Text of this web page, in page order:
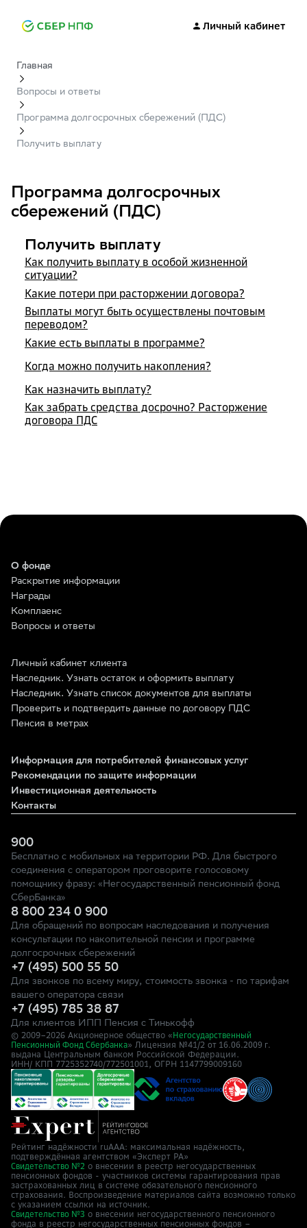
Личный кабинет
Главная
Вопросы и ответы
Программа долгосрочных сбережений (ПДС)
Получить выплату
Программа долгосрочных
сбережений (ПДС)
Получить выплату
Как получить выплату в особой жизненной
ситуации?
Какие потери при расторжении договора?
Выплаты могут быть осуществлены почтовым
переводом?
Какие есть выплаты в программе?
Когда можно получить накопления?
Как назначить выплату?
Как забрать средства досрочно? Расторжение
договора ПДС
О фонде
Раскрытие информации
Награды
Комплаенс
Вопросы и ответы
Личный кабинет клиента
Наследник. Узнать остаток и оформить выплату
Наследник. Узнать список документов для выплаты
Проверить и подтвердить данные по договору ПДС
Пенсия в метрах
Информация для потребителей финансовых услуг
Рекомендации по защите информации
Инвестиционная деятельность
Контакты
900
Бесплатно с мобильных на территории РФ. Для быстрого
соединения с оператором проговорите голосовому
помощнику фразу: «Негосударственный пенсионный фонд
СберБанка»
8 800 234 0 900
Для обращений по вопросам наследования и получения
консультации по накопительной пенсии и программе
долгосрочных сбережений
+7 (495) 500 55 50
Для звонков по всему миру, стоимость звонка - по тарифам
вашего оператора связи
+7 (495) 785 38 87
Для клиентов ИПП Пенсия с Тинькофф
© 2009–2026 Акционерное общество « Негосударственный
Пенсионный Фонд Сбербанка» Лицензия №41/2 от 16.06.2009 г.
выдана Центральным банком Российской Федерации.
ИНН/ КПП 7725352740/772501001, ОГРН 1147799009160
Рейтинг надёжности ruAAA: максимальная надёжность,
подтверждённая агентством «Эксперт РА»
Свидетельство №2 о внесении в реестр негосударственных
пенсионных фондов - участников системы гарантирования прав
застрахованных лиц в системе обязательного пенсионного
страхования. Воспроизведение материалов сайта возможно только
с указанием ссылки на источник.
Свидетельство №3 о внесении негосударственного пенсионного
фонда в реестр негосударственных пенсионных фондов –